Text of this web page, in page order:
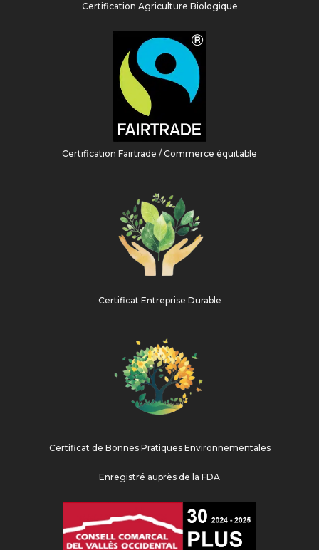
Certification Agriculture Biologique
Certification Fairtrade / Commerce équitable
Certificat Entreprise Durable
Certificat de Bonnes Pratiques Environnementales
Enregistré auprès de la FDA